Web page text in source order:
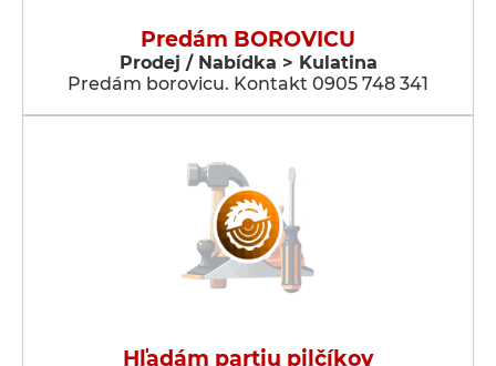
Predám BOROVICU
Prodej / Nabídka > Kulatina
Predám borovicu. Kontakt 0905 748 341
Hľadám partiu pilčíkov